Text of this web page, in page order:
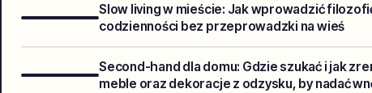
Slow living w mieście: Jak wprowadzić
codzienności bez przeprowadzki na wieś
Second-hand dla domu: Gdzie szukać i jak
meble oraz dekoracje z odzysku, by nadać